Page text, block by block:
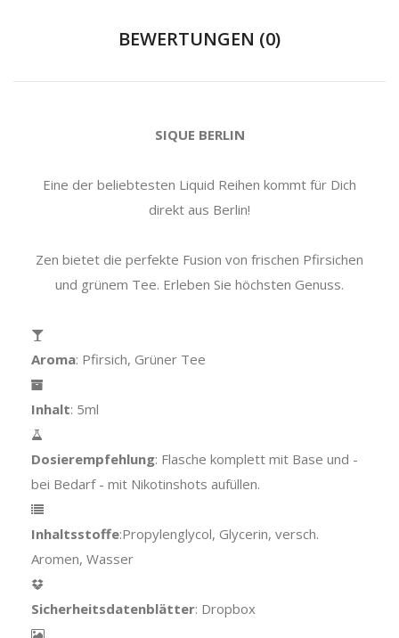
BEWERTUNGEN (0)
SIQUE BERLIN
Eine der beliebtesten Liquid Reihen kommt für Dich
direkt aus Berlin!
Zen bietet die perfekte Fusion von frischen Pfirsichen
und grünem Tee. Erleben Sie höchsten Genuss.
Aroma: Pfirsich, Grüner Tee
Inhalt: 5ml
Dosierempfehlung: Flasche komplett mit Base und -
bei Bedarf - mit Nikotinshots aufüllen.
Inhaltsstoffe:Propylenglycol, Glycerin, versch.
Aromen, Wasser
Sicherheitsdatenblätter: Dropbox